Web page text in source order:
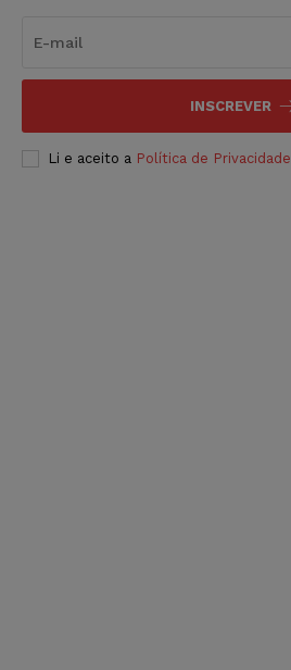
INSCREVER
Li e aceito a Política de Privacidade